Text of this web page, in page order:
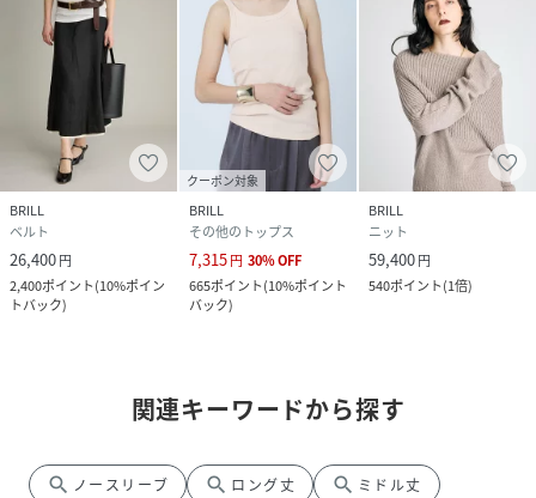
BRILL
ベルト
26,400円
2,400ポイント(10%ポイン
トバック)
クーポン対象
BRILL
その他のトップス
7,315円 30%OFF
665ポイント(10%ポイント
バック)
BRILL
ニット
59,400円
540ポイント(1倍)
関連キーワードから探す
search ノースリーブ search ロング丈 search ミドル丈